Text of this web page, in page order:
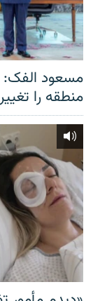
مسعود الفک:
منطقه را